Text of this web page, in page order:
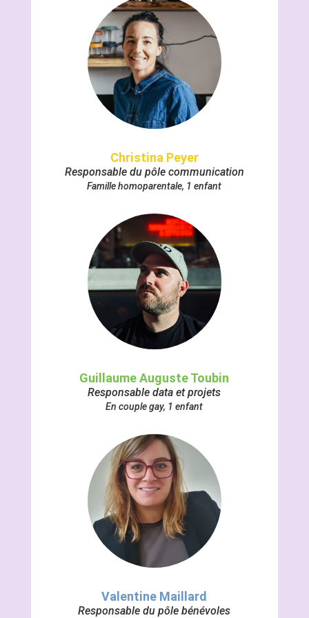
Christina Peyer
Responsable du pôle communication
Famille homoparentale, 1 enfant
Guillaume Auguste Toubin
Responsable data et projets
En couple gay, 1 enfant
Valentine Maillard
Responsable du pôle bénévoles